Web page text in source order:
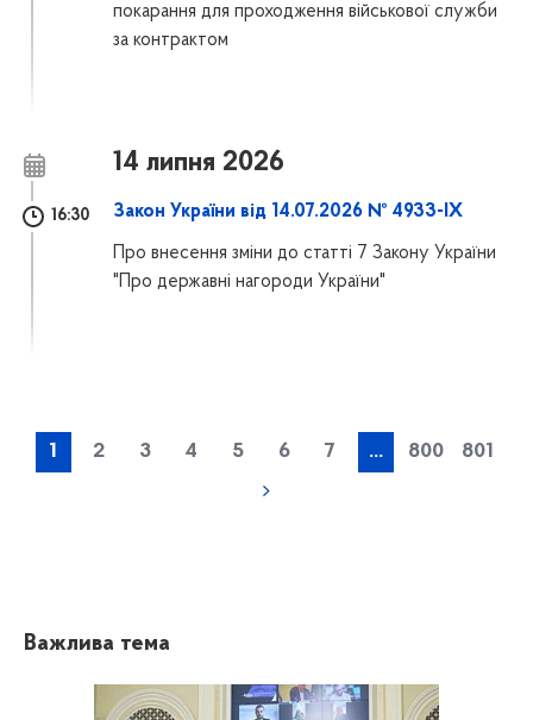
покарання для проходження військової служби
за контрактом
14 липня 2026
16:30 Закон України від 14.07.2026 № 4933-IX
Про внесення зміни до статті 7 Закону України
"Про державні нагороди України"
1 2 3 4 5 6 7 ... 800 801
Важлива тема